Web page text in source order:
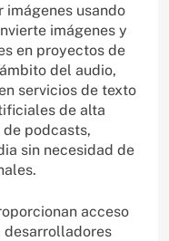
usando
imágenes y
en proyectos de
del audio,
servicios de texto
de alta
podcasts,
sin necesidad de
acceso
desarrolladores